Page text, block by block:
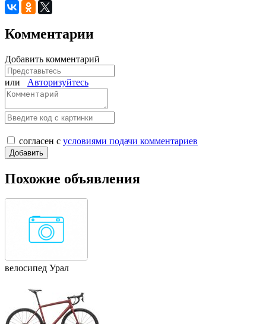
Комментарии
Добавить комментарий
или Авторизуйтесь
согласен с условиями подачи комментариев
Похожие объявления
велосипед Урал